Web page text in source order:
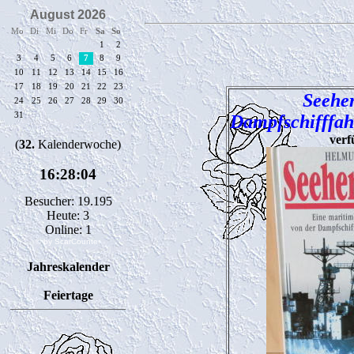
Besucher: 19.195
Heute: 3
Online: 1
© by ScarCounter
Jahreskalender
Feiertage